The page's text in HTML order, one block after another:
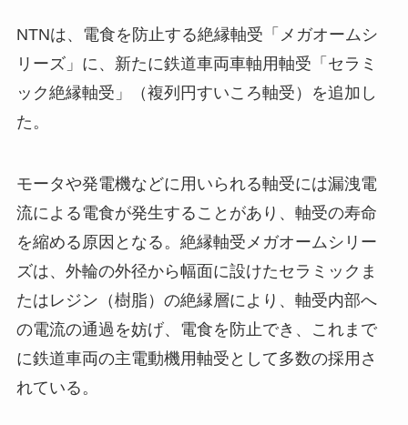
NTNは、電食を防止する絶縁軸受「メガオームシ
リーズ」に、新たに鉄道車両車軸用軸受「セラミ
ック絶縁軸受」（複列円すいころ軸受）を追加し
た。
モータや発電機などに用いられる軸受には漏洩電
流による電食が発生することがあり、軸受の寿命
を縮める原因となる。絶縁軸受メガオームシリー
ズは、外輪の外径から幅面に設けたセラミックま
たはレジン（樹脂）の絶縁層により、軸受内部へ
の電流の通過を妨げ、電食を防止でき、これまで
に鉄道車両の主電動機用軸受として多数の採用さ
れている。